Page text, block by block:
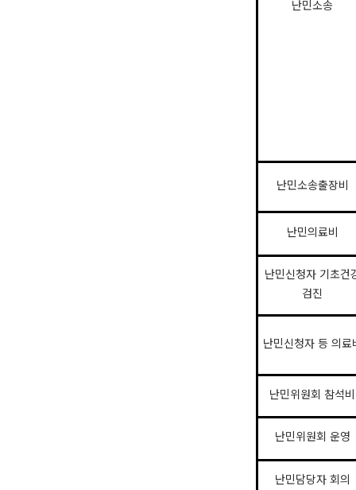
난민소송
난민소송출장비
난민의료비
난민신청자 기초건
검진
난민신청자 등 의료
난민위원회 참석비
난민위원회 운영
난민담당자 회의